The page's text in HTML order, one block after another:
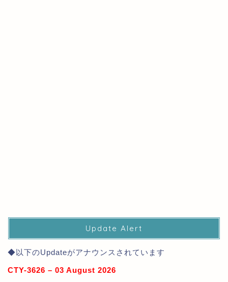
Update Alert
◆以下のUpdateがアナウンスされています
CTY-3626 – 03 August 2026